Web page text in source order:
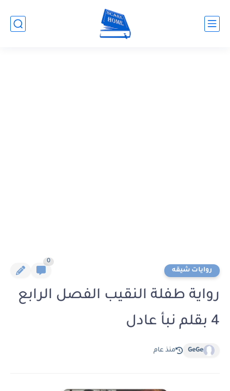
روايات شيقه
0
رواية طفلة النقيب الفصل الرابع
4 بقلم نبأ عادل
GeGe منذ عام